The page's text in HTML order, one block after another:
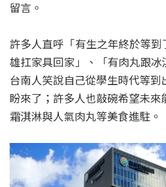
留言。
許多人直呼「有生之年終於等
雄扛家具回家」、「有肉丸跟
台南人笑說自己從學生時代等到
盼來了；許多人也敲碗希望未
霜淇淋與人氣肉丸等美食進駐。